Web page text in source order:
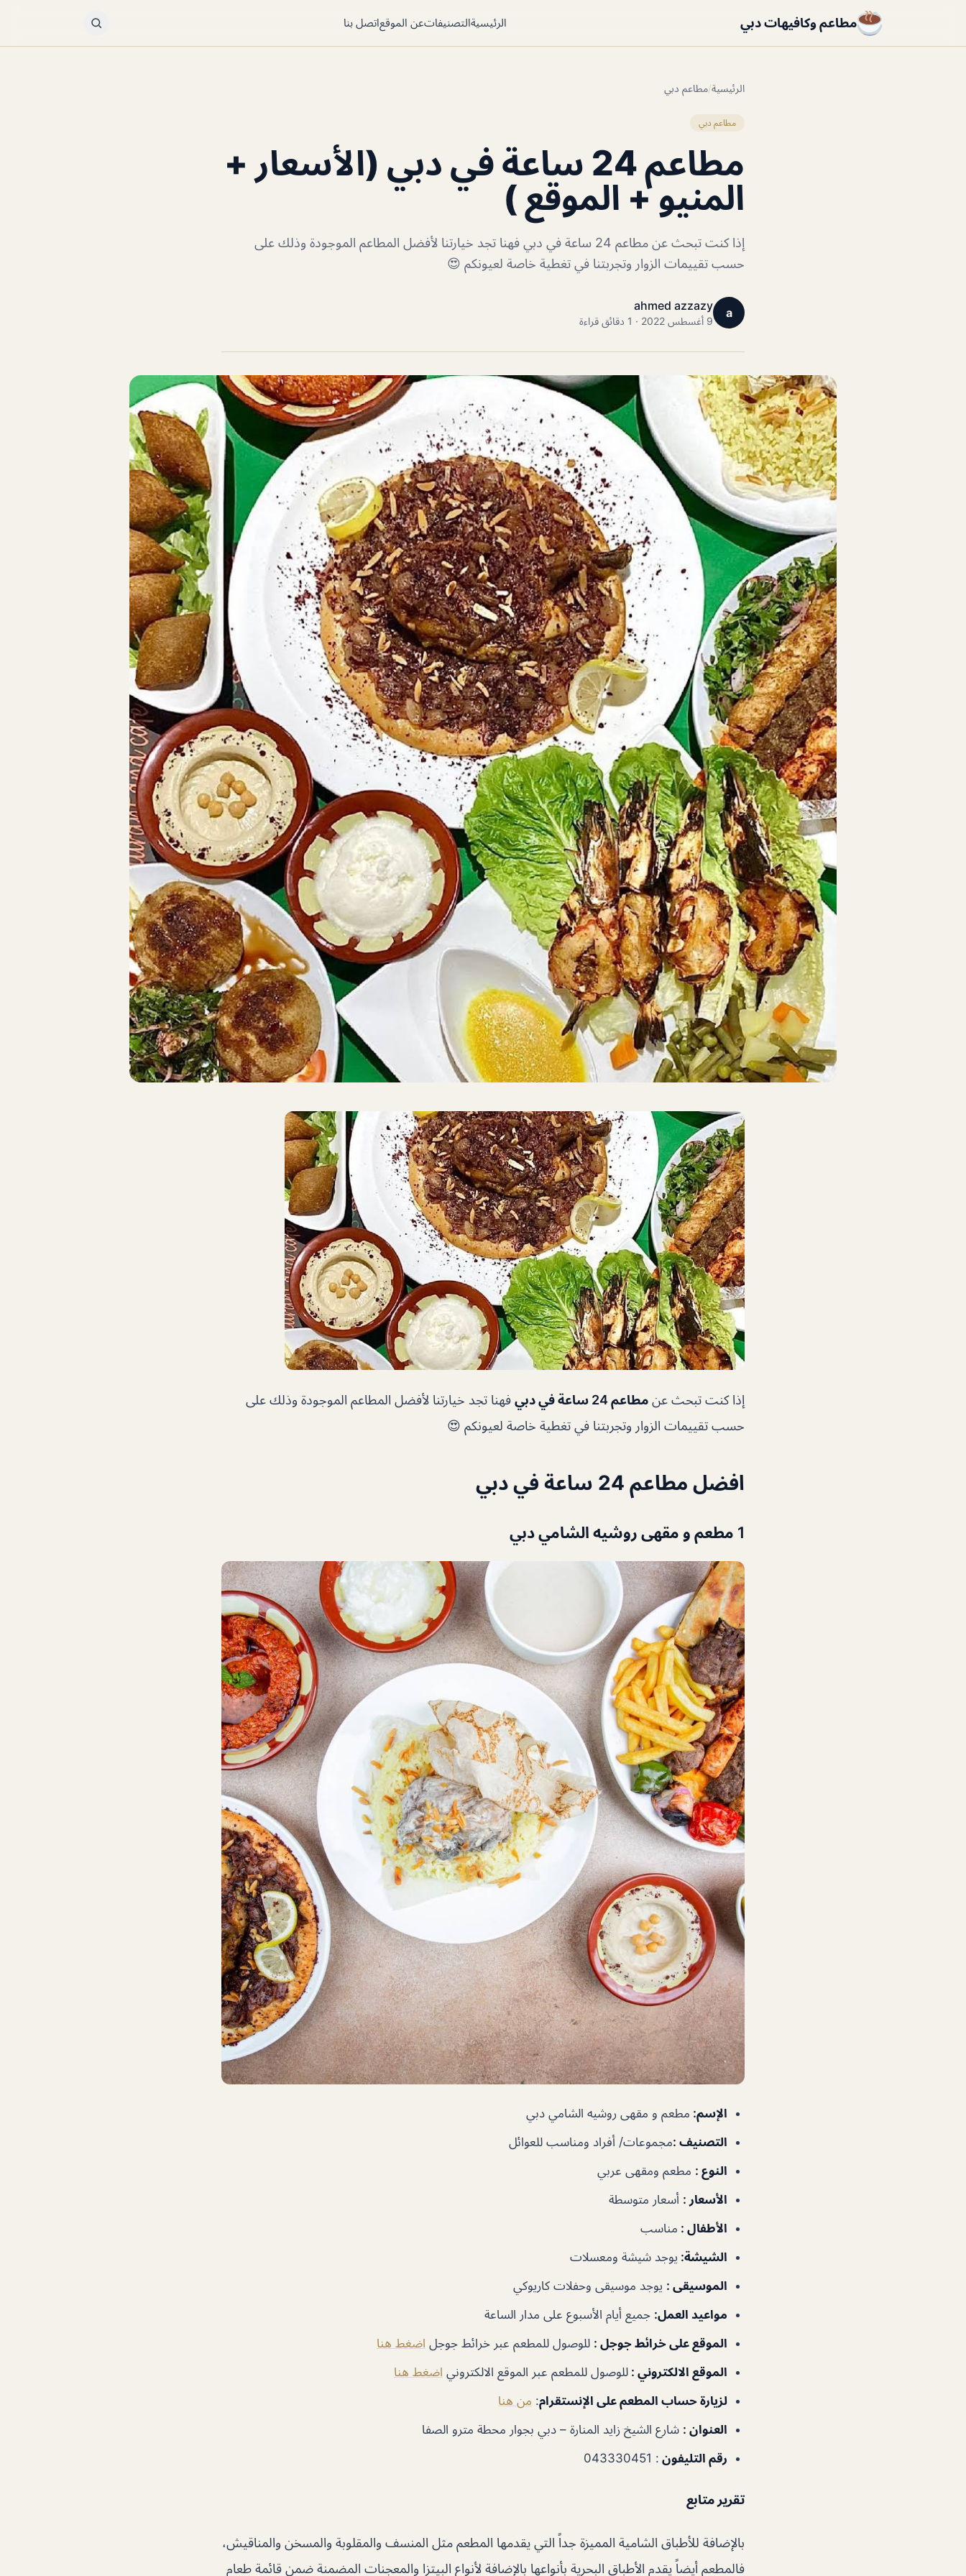
مطاعم وكافيهات دبي الرئيسيةالتصنيفاتعن الموقعاتصل بنا
الرئيسية/مطاعم دبي
مطاعم دبي
مطاعم 24 ساعة في دبي (الأسعار +
المنيو + الموقع )
إذا كنت تبحث عن مطاعم 24 ساعة في دبي فهنا تجد خيارتنا لأفضل المطاعم الموجودة وذلك على
حسب تقييمات الزوار وتجربتنا في تغطية خاصة لعيونكم 😍
a
ahmed azzazy
9 أغسطس 2022 · 1 دقائق قراءة
إذا كنت تبحث عن مطاعم 24 ساعة في دبي
فهنا تجد خيارتنا لأفضل المطاعم الموجودة وذلك على
حسب تقييمات الزوار وتجربتنا في تغطية خاصة لعيونكم 😍
افضل مطاعم 24 ساعة في دبي
1 مطعم و مقهى روشيه الشامي دبي
الإسم: مطعم و مقهى روشيه الشامي دبي
التصنيف :مجموعات/ أفراد ومناسب للعوائل
النوع : مطعم ومقهى عربي
الأسعار : أسعار متوسطة
الأطفال : مناسب
الشيشة: يوجد شيشة ومعسلات
الموسيقى : يوجد موسيقى وحفلات كاريوكي
مواعيد العمل: جميع أيام الأسبوع على مدار الساعة
الموقع على خرائط جوجل : للوصول للمطعم عبر خرائط جوجل اضغط هنا
الموقع الالكتروني : للوصول للمطعم عبر الموقع الالكتروني اضغط هنا
لزيارة حساب المطعم على الإنستقرام: من هنا
العنوان : شارع الشيخ زايد المنارة – دبي بجوار محطة مترو الصفا
رقم التليفون : 043330451
تقرير متابع
بالإضافة للأطباق الشامية المميزة جداً التي يقدمها المطعم مثل المنسف والمقلوبة والمسخن والمناقيش،
فالمطعم أيضاً يقدم الأطباق البحرية بأنواعها بالإضافة لأنواع البيتزا والمعجنات المضمنة ضمن قائمة طعام